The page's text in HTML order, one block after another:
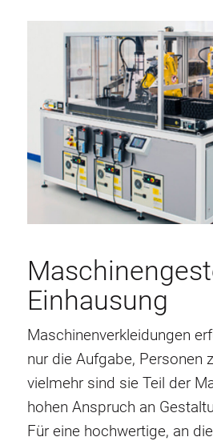
Einhausung
Maschinenverkleidungen
nur die Aufgabe, Personen
vielmehr sind sie Teil der
hohen Anspruch an
Für eine hochwertige, an